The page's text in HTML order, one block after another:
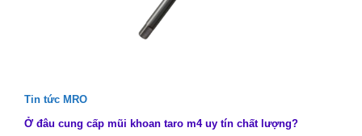
Tin tức MRO
Ở đâu cung cấp mũi khoan taro m4 uy tín chất lượng?